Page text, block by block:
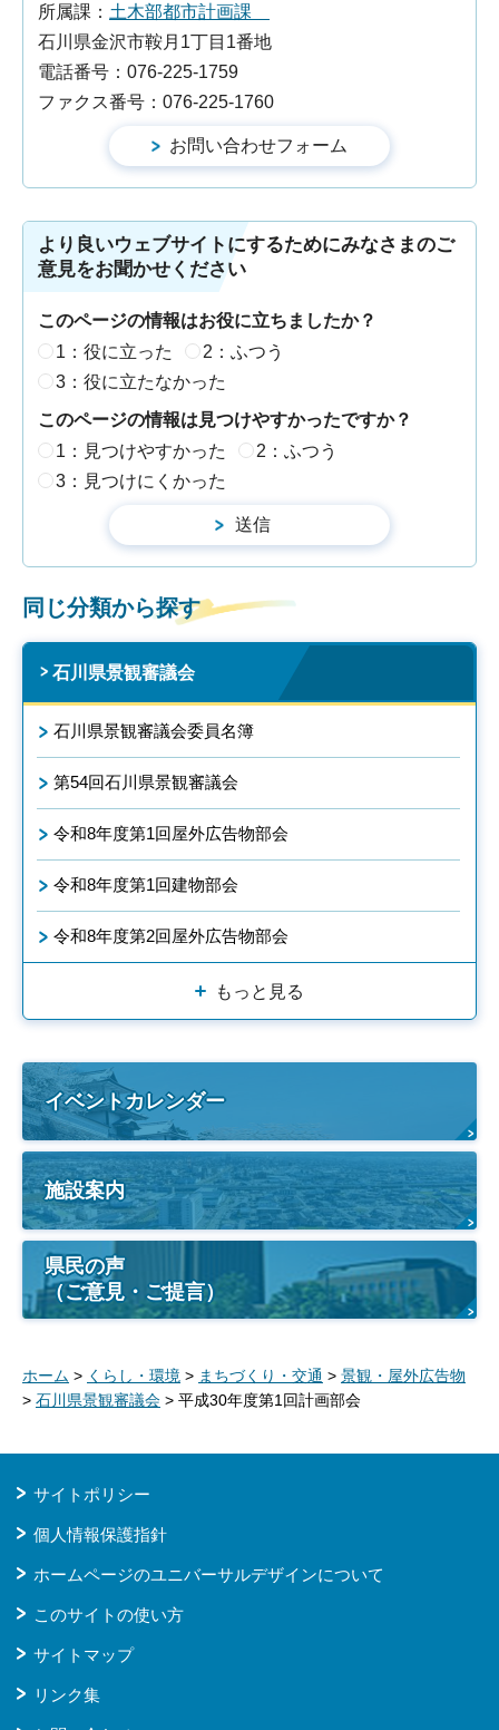
所属課： 土木部都市計画課
石川県金沢市鞍月1丁目1番地
電話番号：076-225-1759
ファクス番号：076-225-1760
より良いウェブサイトにするためにみなさまのご
意見をお聞かせください
このページの情報はお役に立ちましたか？
1：役に立った
2：ふつう
3：役に立たなかった
このページの情報は見つけやすかったですか？
1：見つけやすかった
2：ふつう
3：見つけにくかった
同じ分類から探す
石川県景観審議会
石川県景観審議会委員名簿
第54回石川県景観審議会
令和8年度第1回屋外広告物部会
令和8年度第1回建物部会
令和8年度第2回屋外広告物部会
もっと見る
イベントカレンダー
施設案内
県民の声
（ご意見・ご提言）
ホーム > くらし・環境 > まちづくり・交通 > 景観・屋外広告物
> 石川県景観審議会 > 平成30年度第1回計画部会
サイトポリシー
個人情報保護指針
ホームページのユニバーサルデザインについて
このサイトの使い方
サイトマップ
リンク集